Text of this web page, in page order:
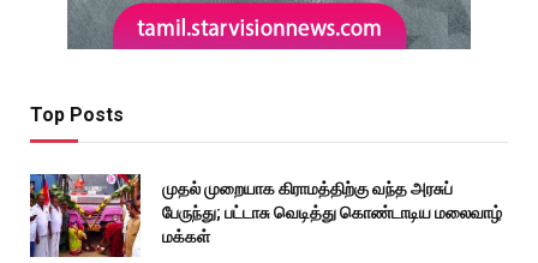
Top Posts
முதல் முறையாக கிராமத்திற்கு வந்த அரசுப்
பேருந்து; பட்டாசு வெடித்து கொண்டாடிய மலைவாழ்
மக்கள்